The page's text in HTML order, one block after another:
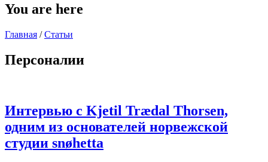
You are here
Главная / Статьи
Персоналии
Интервью с Kjetil Trædal Thorsen,
одним из основателей норвежской
студии snøhetta